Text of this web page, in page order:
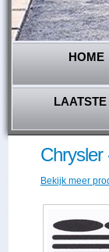
HOME
Chrysler
Bekijk meer